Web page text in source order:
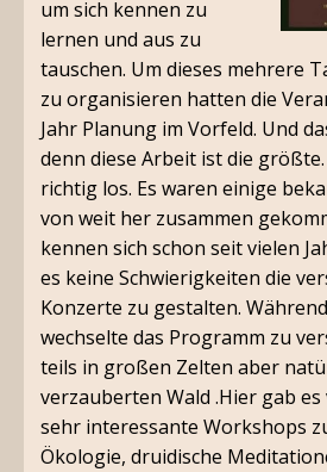
um sich kennen zu
lernen und aus zu
tauschen. Um dieses mehrere
zu organisieren hatten die
Jahr Planung im Vorfeld. Und
denn diese Arbeit ist die
richtig los. Es waren einige
von weit her zusammen
kennen sich schon seit vielen
es keine Schwierigkeiten die
Konzerte zu gestalten.
wechselte das Programm zu
teils in großen Zelten aber
verzauberten Wald .Hier gab
sehr interessante Workshops
Ökologie, druidische